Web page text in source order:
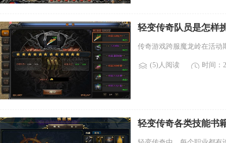
轻变传奇队员是怎样
传奇游戏跨服魔龙岭在活动
(5)人阅读 时间：
轻变传奇各类技能书